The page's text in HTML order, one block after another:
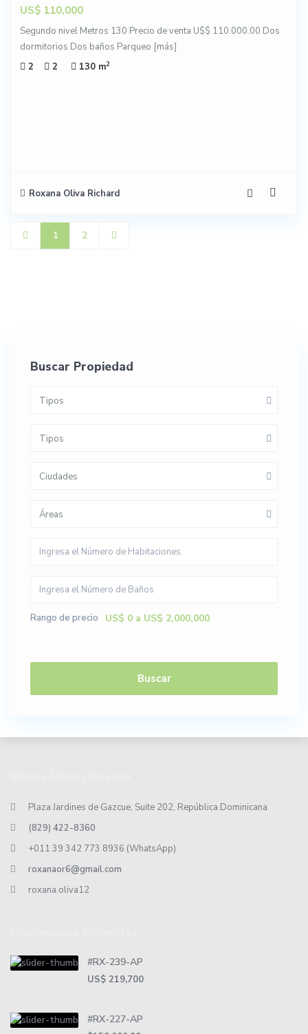
US$ 110,000
Segundo nivel Metros 130 Precio de venta U$$ 110.000.00 Dos
dormitorios Dos baños Parqueo [más]
2
2 130 m2
Roxana Oliva Richard
1 2
Buscar Propiedad
Tipos
Tipos
Ciudades
Áreas
Rango de precio US$ 0 a US$ 2,000,000
Buscar
Plaza Jardines de Gazcue, Suite 202, República Dominicana.
(829) 422-8360
+011 39 342 773 8936 (WhatsApp)
roxanaor6@gmail.com
roxana.oliva12
#RX-239-AP
US$ 219,700
#RX-227-AP